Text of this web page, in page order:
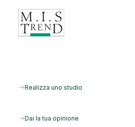
Realizza uno studio
Dai la tua opinione